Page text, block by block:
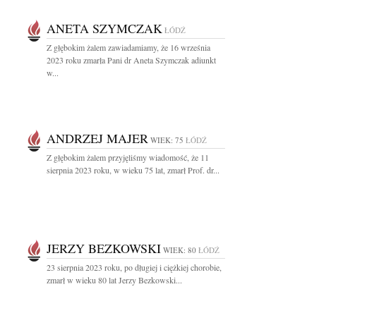
ANETA SZYMCZAK ŁÓDŹ
Z głębokim żalem zawiadamiamy, że 16 września
2023 roku zmarła Pani dr Aneta Szymczak adiunkt
w...
ANDRZEJ MAJER WIEK: 75 ŁÓDŹ
Z głębokim żalem przyjęliśmy wiadomość, że 11
sierpnia 2023 roku, w wieku 75 lat, zmarł Prof. dr...
JERZY BEZKOWSKI WIEK: 80 ŁÓDŹ
23 sierpnia 2023 roku, po długiej i ciężkiej chorobie,
zmarł w wieku 80 lat Jerzy Bezkowski...